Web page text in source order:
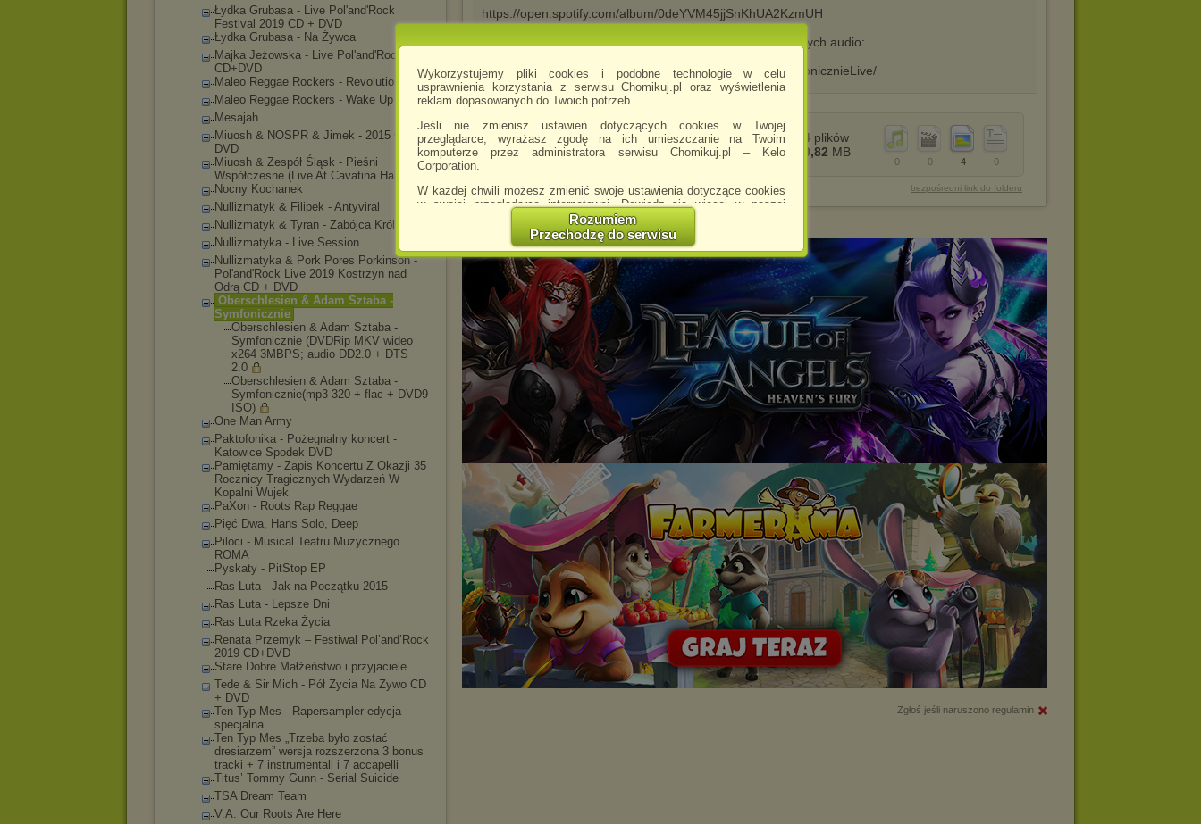
Wykorzystujemy pliki cookies i podobne technologie w celu
usprawnienia korzystania z serwisu Chomikuj.pl oraz wyświetlenia
reklam dopasowanych do Twoich potrzeb.
Jeśli nie zmienisz ustawień dotyczących cookies w Twojej
przeglądarce, wyrażasz zgodę na ich umieszczanie na Twoim
komputerze przez administratora serwisu Chomikuj.pl – Kelo
Corporation.
W każdej chwili możesz zmienić swoje ustawienia dotyczące cookies
w swojej przeglądarce internetowej. Dowiedz się więcej w naszej
http://chomikuj.pl/PolitykaPrywatnosci.aspx
Jednocześnie informujemy że zmiana ustawień przeglądarki może
spowodować ograniczenie korzystania ze strony Chomikuj.pl.
W przypadku braku twojej zgody na akceptację cookies niestety
prosimy o opuszczenie serwisu chomikuj.pl.
Wykorzystanie plików cookies
przezZaufanych Partnerów
(dostosowanie reklam do Twoich potrzeb, analiza skuteczności działań
marketingowych).
Wyrażenie sprzeciwu spowoduje, że wyświetlana Ci reklama nie
będzie dopasowana do Twoich preferencji, a będzie to reklama
wyświetlona przypadkowo.
Istnieje możliwość zmiany ustawień przeglądarki internetowej w
sposób uniemożliwiający przechowywanie plików cookies na
urządzeniu końcowym. Można również usunąć pliki cookies,
dokonując odpowiednich zmian w ustawieniach przeglądarki
internetowej.
Pełną informację na ten temat znajdziesz pod adresem
http://chomikuj.pl/PolitykaPrywatnosci.aspx .
Rozumiem
Przechodzę do serwisu
Łydka Grubasa - Live Pol'and'Rock
Festival 2019 CD + DVD
Łydka Grubasa - Na Żywca
Majka Jeżowska - Live Pol'and'Rock 2019
CD+DVD
Maleo Reggae Rockers - Revolution
Maleo Reggae Rockers - Wake Up
Mesajah
Miuosh & NOSPR & Jimek - 2015 CD +
DVD
Miuosh & Zespół Śląsk - Pieśni
Współczesne (Live At Cavatina Hall)
Nocny Kochanek
Nullizmatyk & Filipek - Antyviral
Nullizmatyk & Tyran - Zabójca Królowej
Nullizmatyka - Live Session
Nullizmatyka & Pork Pores Porkinson -
Pol'and'Rock Live 2019 Kostrzyn nad
Odrą CD + DVD
Oberschlesien & Adam Sztaba -
Symfonicznie
Oberschlesien & Adam Sztaba -
Symfonicznie (DVDRip MKV wideo
x264 3MBPS; audio DD2.0 + DTS
2.0
Oberschlesien & Adam Sztaba -
Symfonicznie(mp3 320 + flac + DVD9
ISO)
One Man Army
Paktofonika - Pożegnalny koncert -
Katowice Spodek DVD
Pamiętamy - Zapis Koncertu Z Okazji 35
Rocznicy Tragicznych Wydarzeń W
Kopalni Wujek
PaXon - Roots Rap Reggae
Pięć Dwa, Hans Solo, Deep
Piloci - Musical Teatru Muzycznego
ROMA
Pyskaty - PitStop EP
Ras Luta - Jak na Początku 2015
Ras Luta - Lepsze Dni
Ras Luta Rzeka Życia
Renata Przemyk ‎– Festiwal Pol’and’Rock
2019 CD+DVD
Stare Dobre Małżeństwo i przyjaciele
Tede & Sir Mich - Pół Życia Na Żywo CD
+ DVD
Ten Typ Mes - Rapersampler edycja
specjalna
Ten Typ Mes „Trzeba było zostać
dresiarzem” wersja rozszerzona 3 bonus
tracki + 7 instrumentali i 7 accapelli
Titus’ Tommy Gunn - Serial Suicide
TSA Dream Team
V.A. Our Roots Are Here
https://open.spotify.com/album/0deYVM45jjSnKhUA2KzmUH
Lista wszystkich sklepów sprzedających mp3 i streamujących audio:
http://www.soundline.biz/OberschlesienAdamSztabaSymfonicznieLive/
Zachomikuj
0
4
0
0
4 plików
0,82 MB
bezpośredni link do folderu
Zgłoś jeśli naruszono regulamin